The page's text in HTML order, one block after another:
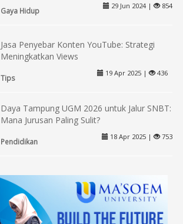
Gaya Hidup
29 Jun 2024 | 854
Jasa Penyebar Konten YouTube: Strategi
Meningkatkan Views
Tips
19 Apr 2025 | 436
Daya Tampung UGM 2026 untuk Jalur SNBT:
Mana Jurusan Paling Sulit?
Pendidikan
18 Apr 2025 | 753